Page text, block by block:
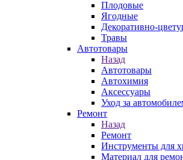
Плодовые
Ягодные
Декоративно-
Травы
Автотовары
Назад
Автотовары
Автохимия
Аксессуары
Уход за
Ремонт
Назад
Ремонт
Инструменты для
Материал для